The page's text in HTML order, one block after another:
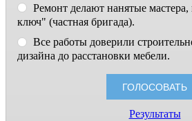
Ремонт делают нанятые
ключ" (частная бригада).
Все работы доверили
дизайна до расстановки мебели.
Результаты